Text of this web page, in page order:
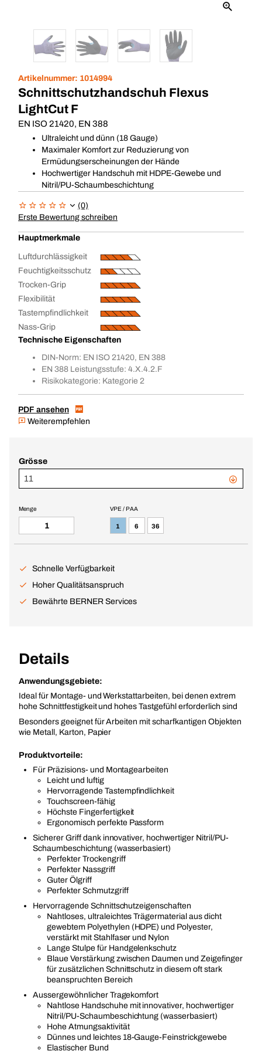
Artikelnummer: 1014994
Schnittschutzhandschuh Flexus
LightCut F
EN ISO 21420, EN 388
Ultraleicht und dünn (18 Gauge)
Maximaler Komfort zur Reduzierung von
Ermüdungserscheinungen der Hände
Hochwertiger Handschuh mit HDPE-Gewebe und
Nitril/PU-Schaumbeschichtung
(0)
Erste Bewertung schreiben
Hauptmerkmale
Luftdurchlässigkeit
Feuchtigkeitsschutz
Trocken-Grip
Flexibilität
Tastempfindlichkeit
Nass-Grip
Technische Eigenschaften
DIN-Norm: EN ISO 21420, EN 388
EN 388 Leistungsstufe: 4.X.4.2.F
Risikokategorie: Kategorie 2
PDF ansehen
Weiterempfehlen
Grösse
11
VPE / PAA
1 6 36
Menge
Schnelle Verfügbarkeit
Hoher Qualitätsanspruch
Bewährte BERNER Services
Details
Anwendungsgebiete:
Ideal für Montage- und Werkstattarbeiten, bei denen extrem
hohe Schnittfestigkeit und hohes Tastgefühl erforderlich sind
Besonders geeignet für Arbeiten mit scharfkantigen Objekten
wie Metall, Karton, Papier
Produktvorteile:
Für Präzisions- und Montagearbeiten
Leicht und luftig
Hervorragende Tastempfindlichkeit
Touchscreen-fähig
Höchste Fingerfertigkeit
Ergonomisch perfekte Passform
Sicherer Griff dank innovativer, hochwertiger Nitril/PU-
Schaumbeschichtung (wasserbasiert)
Perfekter Trockengriff
Perfekter Nassgriff
Guter Ölgriff
Perfekter Schmutzgriff
Hervorragende Schnittschutzeigenschaften
Nahtloses, ultraleichtes Trägermaterial aus dicht
gewebtem Polyethylen (HDPE) und Polyester,
verstärkt mit Stahlfaser und Nylon
Lange Stulpe für Handgelenkschutz
Blaue Verstärkung zwischen Daumen und Zeigefinger
für zusätzlichen Schnittschutz in diesem oft stark
beanspruchten Bereich
Aussergewöhnlicher Tragekomfort
Nahtlose Handschuhe mit innovativer, hochwertiger
Nitril/PU-Schaumbeschichtung (wasserbasiert)
Hohe Atmungsaktivität
Dünnes und leichtes 18-Gauge-Feinstrickgewebe
Elastischer Bund